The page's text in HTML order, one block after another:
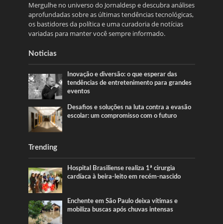
Mergulhe no universo do Jornaldesp e descubra análises
aprofundadas sobre as últimas tendências tecnológicas,
os bastidores da política e uma curadoria de notícias
variadas para manter você sempre informado.
Noticias
Inovação e diversão: o que esperar das
tendências de entretenimento para grandes
eventos
Desafios e soluções na luta contra a evasão
escolar: um compromisso com o futuro
Trending
Hospital Brasiliense realiza 1ª cirurgia
cardíaca à beira-leito em recém-nascido
Enchente em São Paulo deixa vítimas e
mobiliza buscas após chuvas intensas